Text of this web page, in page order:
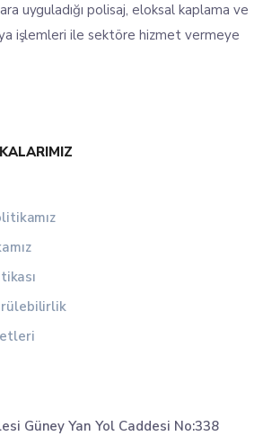
uyguladığı polisaj, eloksal kaplama ve
işlemleri ile sektöre hizmet vermeye
Güney Yan Yol Caddesi No:338